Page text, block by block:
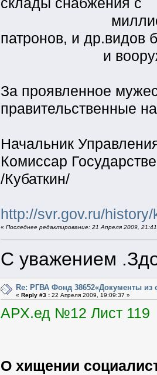
склады снабжения с
миллионными
патронов, и др.видов
и вооружения ,
За проявленное
правительственные
Начальник
Комиссар
/Кубаткин/
http://svr.gov.ru/
« Последнее редактирование: 21 Апреля 2009,
С уважением
Re: РГВА Фонд 38652«Документы из
«Reply #3 : 22 Апреля 2009, 19:09:37 »
АРХ.ед №12 Лист 119
О хищении